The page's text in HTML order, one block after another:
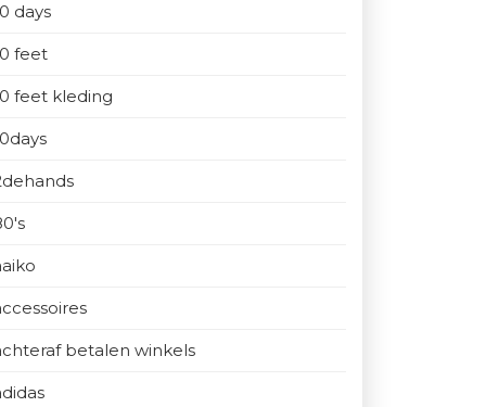
days
feet
feet kleding
betalen winkels